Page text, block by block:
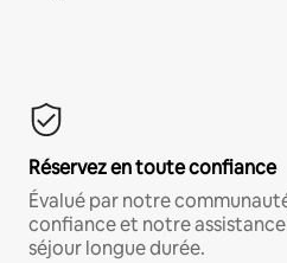
Réservez en toute confiance
Évalué par notre
confiance et notre
séjour longue durée.